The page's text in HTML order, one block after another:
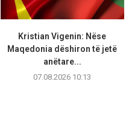
Kristian Vigenin: Nëse
Maqedonia dëshiron të jetë
anëtare...
07.08.2026 10:13